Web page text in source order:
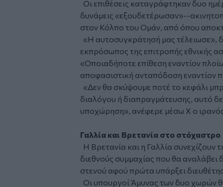
Οι επιθέσεις καταγράφτηκαν δυο
δυνάμεις «εξουδετέρωσαν»--
στον Κόλπο του Ομάν, από όπου
«Η αυτοσυγκράτησή μας τέλειωσε»,
εκπρόσωπος της επιτροπής εθνικής
«Οποιαδήποτε επίθεση εναντίον
αποφασιστική ανταπόδοση
«Δεν θα σκύψουμε ποτέ το κεφάλι
διαλόγου ή διαπραγμάτευσης, αυτό
υποχώρηση», ανέφερε μέσω X ο
Γαλλία και Βρετανία στο στόχαστρο
Η Βρετανία και η Γαλλία συνεχίζουν
διεθνούς συμμαχίας που θα αναλάβει
στενού αφού πρώτα υπάρξει
Οι υπουργοί Άμυνας των δυο χωρών